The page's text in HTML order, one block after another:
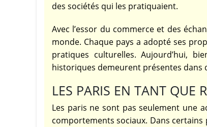
des sociétés qui les pratiquaient.
Avec l’essor du commerce et des
monde. Chaque pays a adopté ses
pratiques culturelles. Aujourd’hui,
historiques demeurent présentes dans
LES PARIS EN TANT QUE
Les paris ne sont pas seulement une
comportements sociaux. Dans certains